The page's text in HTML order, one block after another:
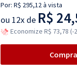
Por: R$ 295,12à vista
ou 12x de R$
Economize R$ 73,78 (-